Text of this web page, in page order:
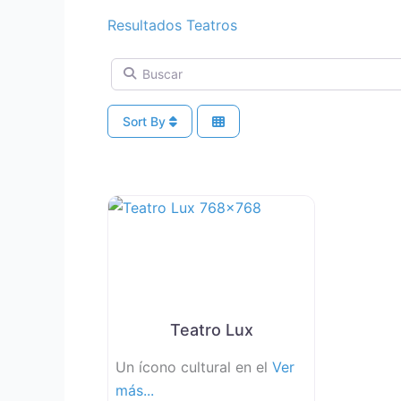
Resultados Teatros
Buscar
Sort By
Teatro Lux
Un ícono cultural en el Ver
más...